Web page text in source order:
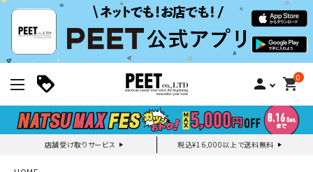
person 0
shopping_cart
店舗受け取りサービス 税込¥16,000以上で送料無料